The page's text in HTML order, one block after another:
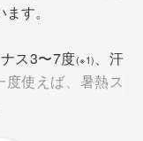
ような役割を果
は増やしたいけ
す。
ス3〜7度(※1)、汗
度使えば、暑熱ス